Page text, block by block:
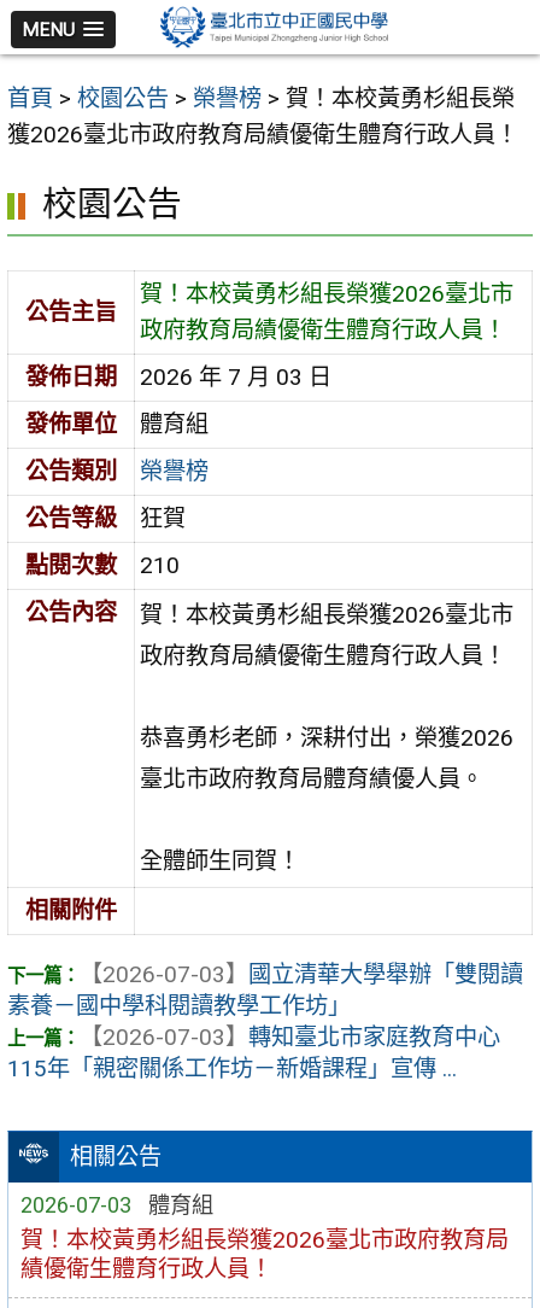
跳
至
主
要
容
區
MENU
首頁 > 校園公告 > 榮譽榜 > 賀！本校黃勇杉組長榮
獲2026臺北市政府教育局績優衛生體育行政人員！
相關公告
2026-07-03 體育組
賀！本校黃勇杉組長榮獲2026臺北市政府教育局
績優衛生體育行政人員！
校園公告
公告主旨
賀！本校黃勇杉組長榮獲2026臺北市
政府教育局績優衛生體育行政人員！
發佈日期
2026 年 7 月 03 日
發佈單位
體育組
公告類別
榮譽榜
公告等級
狂賀
點閱次數
210
公告內容
賀！本校黃勇杉組長榮獲2026臺北市
政府教育局績優衛生體育行政人員！
恭喜勇杉老師，深耕付出，榮獲2026
臺北市政府教育局體育績優人員。
全體師生同賀！
相關附件
【2026-07-03】
國立清華大學舉辦「雙閱讀
素養－國中學科閱讀教學工作坊」
【2026-07-03】 轉知臺北市家庭教育中心
115年「親密關係工作坊－新婚課程」宣傳 ...